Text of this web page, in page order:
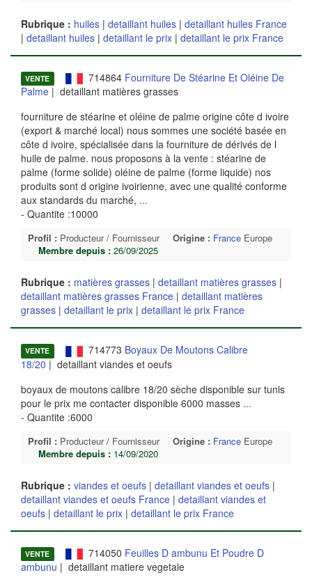
Rubrique : huiles | detaillant huiles | detaillant huiles France
| detaillant huiles | detaillant le prix | detaillant le prix France
VENTE 714864 Fourniture De Stéarine Et Oléine De
Palme | detaillant matières grasses
fourniture de stéarine et oléine de palme origine côte d ivoire
(export & marché local) nous sommes une société basée en
côte d ivoire, spécialisée dans la fourniture de dérivés de l
huile de palme. nous proposons à la vente : stéarine de
palme (forme solide) oléine de palme (forme liquide) nos
produits sont d origine ivoirienne, avec une qualité conforme
aux standards du marché, ...
- Quantite :10000
Profil : Producteur / Fournisseur Origine : France Europe
Membre depuis : 26/09/2025
Rubrique : matières grasses | detaillant matières grasses |
detaillant matières grasses France | detaillant matières
grasses | detaillant le prix | detaillant le prix France
VENTE 714773 Boyaux De Moutons Calibre
18/20 | detaillant viandes et oeufs
boyaux de moutons calibre 18/20 sèche disponible sur tunis
pour le prix me contacter disponible 6000 masses ...
- Quantite :6000
Profil : Producteur / Fournisseur Origine : France Europe
Membre depuis : 14/09/2020
Rubrique : viandes et oeufs | detaillant viandes et oeufs |
detaillant viandes et oeufs France | detaillant viandes et
oeufs | detaillant le prix | detaillant le prix France
VENTE 714050 Feuilles D ambunu Et Poudre D
ambunu | detaillant matiere vegetale